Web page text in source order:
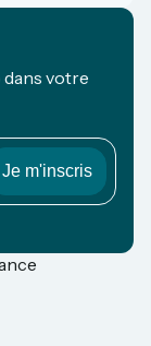
dans votre